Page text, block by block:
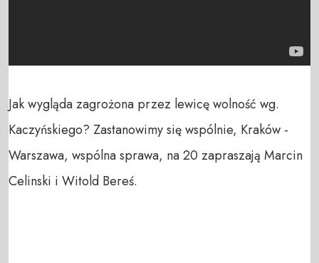
Jak wygląda zagrożona przez lewicę wolność wg.
Kaczyńskiego? Zastanowimy się wspólnie, Kraków -
Warszawa, wspólna sprawa, na 20 zapraszają Marcin
Celinski i Witold Bereś.